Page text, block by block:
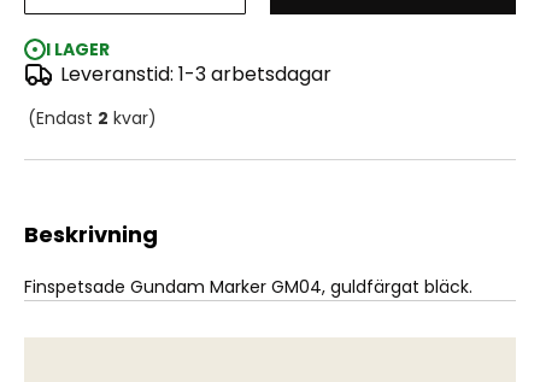
I LAGER
Leveranstid: 1-3 arbetsdagar
(Endast 2 kvar)
Gundam Marker GM04 - Gundam Gold
Beskrivning
Finspetsade Gundam Marker GM04, guldfärgat bläck.